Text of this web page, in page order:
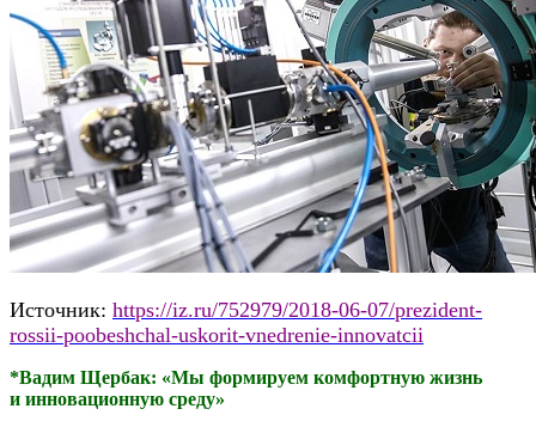
Источник: https://iz.ru/752979/2018-06-07/prezident-
rossii-poobeshchal-uskorit-vnedrenie-innovatcii
*Вадим Щербак: «Мы формируем комфортную жизнь
и инновационную среду»